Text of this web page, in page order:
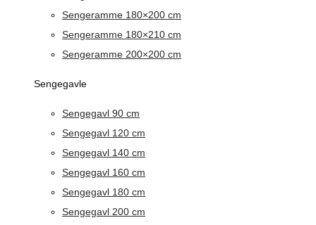
Sengeramme 180×200 cm
Sengeramme 180×210 cm
Sengeramme 200×200 cm
Sengegavle
Sengegavl 90 cm
Sengegavl 120 cm
Sengegavl 140 cm
Sengegavl 160 cm
Sengegavl 180 cm
Sengegavl 200 cm